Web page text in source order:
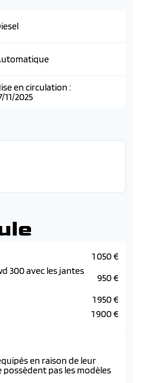
en circulation :
11/2025
1 050 €
300 avec les jantes
950 €
1 950 €
1 900 €
en raison de leur
pas les modèles